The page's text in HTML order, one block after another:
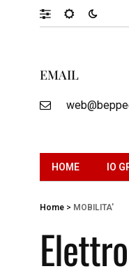
EMAIL
HOME IO
Home > MOBILITA'